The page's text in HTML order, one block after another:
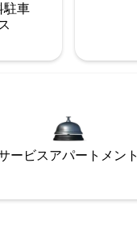
駐⁠車
ービスアパートメント